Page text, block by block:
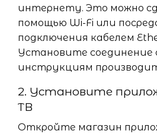
интернету. Это можно
помощью Wi-Fi или
подключения кабелем
Установите соединение
инструкциям
2. Установите
ТВ
Откройте магазин